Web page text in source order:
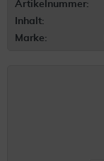
Artikelnummer:
Inhalt:
Marke: